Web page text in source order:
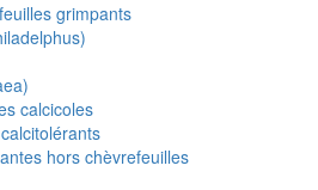
grimpants
calcicoles
hors chèvrefeuilles